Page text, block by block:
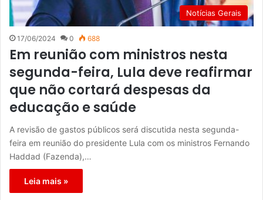
Notícias Gerais
17/06/2024 0 688
Em reunião com ministros nesta
segunda-feira, Lula deve reafirmar
que não cortará despesas da
educação e saúde
A revisão de gastos públicos será discutida nesta segunda-
feira em reunião do presidente Lula com os ministros Fernando
Haddad (Fazenda),…
Leia mais »